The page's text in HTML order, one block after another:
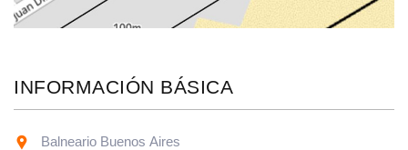
INFORMACIÓN BÁSICA
Balneario Buenos Aires